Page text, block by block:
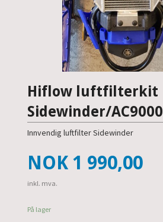
Hiflow luftfilterkit
Sidewinder/AC9000
Innvendig luftfilter Sidewinder
Pris
NOK 1 990,00
inkl. mva.
På lager